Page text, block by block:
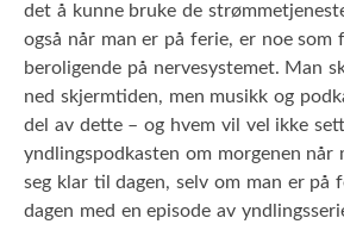
det å kunne bruke de
også når man er på ferie, er noe som
beroligende på nervesystemet. Man
ned skjermtiden, men musikk og
del av dette – og hvem vil vel ikke
yndlingspodkasten om morgenen når
seg klar til dagen, selv om man er på
dagen med en episode av